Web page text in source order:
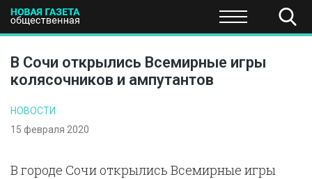
ПОЛИТИКА ЭКОНОМИКА НАУКА И
В Сочи открылись Всемирные игры
колясочников и ампутантов
НОВОСТИ
15 февраля 2020
В городе Сочи открылись Всемирные игры